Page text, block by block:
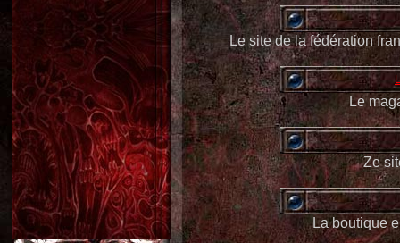
Le site de la fédération
Le
Ze
La boutique